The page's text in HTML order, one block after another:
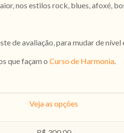
nos estilos rock, blues, afoxé,
de avaliação, para mudar de
que façam oCurso de Harmonia.
Veja as opções